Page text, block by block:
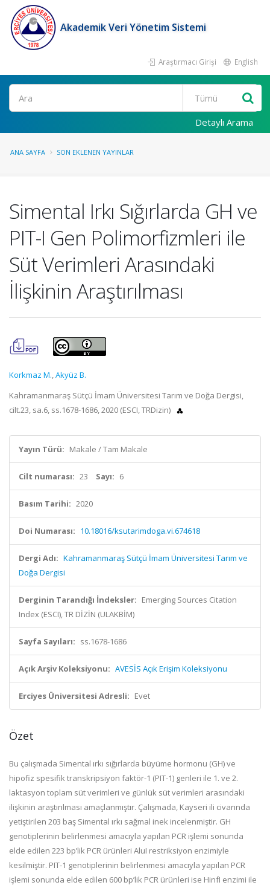
Akademik Veri Yönetim Sistemi
Araştırmacı Girişi English
Ara
Detaylı Arama
ANA SAYFA SON EKLENEN YAYINLAR
Simental Irkı Sığırlarda GH ve
PIT-I Gen Polimorfizmleri ile
Süt Verimleri Arasındaki
İlişkinin Araştırılması
Korkmaz M.,Akyüz B.
Kahramanmaraş Sütçü İmam Üniversitesi Tarım ve Doğa Dergisi,
cilt.23, sa.6, ss.1678-1686, 2020 (ESCI, TRDizin)
Yayın Türü: Makale / Tam Makale
Cilt numarası: 23 Sayı: 6
Basım Tarihi: 2020
Doi Numarası: 10.18016/ksutarimdoga.vi.674618
Dergi Adı: Kahramanmaraş Sütçü İmam Üniversitesi Tarım ve
Doğa Dergisi
Derginin Tarandığı İndeksler: Emerging Sources Citation
Index (ESCI), TR DİZİN (ULAKBİM)
Sayfa Sayıları: ss.1678-1686
Açık Arşiv Koleksiyonu: AVESİS Açık Erişim Koleksiyonu
Erciyes Üniversitesi Adresli: Evet
Özet
Bu çalışmada Simental ırkı sığırlarda büyüme hormonu (GH) ve
hipofiz spesifik transkripsiyon faktör-1 (PIT-1) genleri ile 1. ve 2.
laktasyon toplam süt verimleri ve günlük süt verimleri arasındaki
ilişkinin araştırılması amaçlanmıştır. Çalışmada, Kayseri ili civarında
yetiştirilen 203 baş Simental ırkı sağmal inek incelenmiştir. GH
genotiplerinin belirlenmesi amacıyla yapılan PCR işlemi sonunda
elde edilen 223 bp’lik PCR ürünleri AluI restriksiyon enzimiyle
kesilmiştir. PIT-1 genotiplerinin belirlenmesi amacıyla yapılan PCR
işlemi sonunda elde edilen 600 bp’lik PCR ürünleri ise HinfI enzimi ile